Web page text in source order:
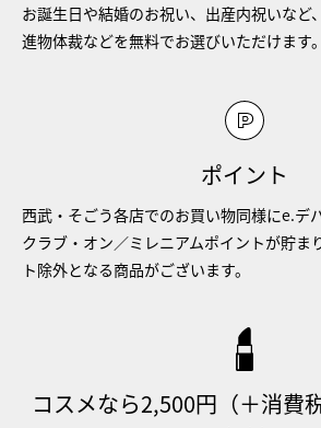
お誕生日や結婚のお祝い、出産内祝いなど
進物体裁などを無料でお選びいただけます。
ポイント
西武・そごう各店でのお買い物同様にe.デ
クラブ・オン／ミレニアムポイントが貯
ト除外となる商品がございます。
コスメなら2,500円（＋消費